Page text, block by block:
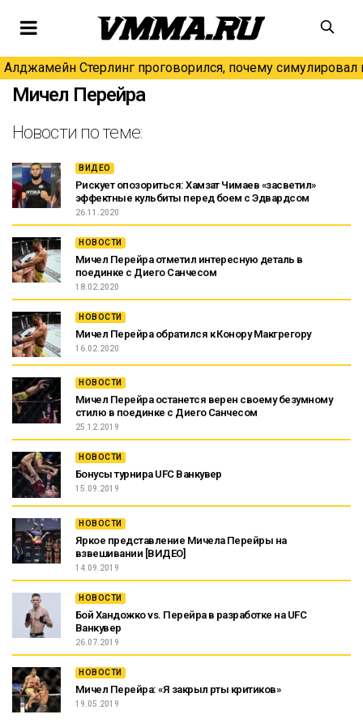
Алджамейн Стерлинг проговорился, почему симулировал
Мичел Перейра
Новости по теме:
ВИДЕО
Рискует опозориться: Хамзат Чимаев «засветил»
эффектные кульбиты перед боем с Эдвардсом
26.11.2020
НОВОСТИ
Мичел Перейра отметил интересную деталь в
поединке с Диего Санчесом
18.02.2020
НОВОСТИ
Мичел Перейра обратился к Конору Макгрегору
16.02.2020
НОВОСТИ
Мичел Перейра останется верен своему безумному
стилю в поединке с Диего Санчесом
25.12.2019
НОВОСТИ
Бонусы турнира UFC Ванкувер
15.09.2019
НОВОСТИ
Яркое представление Мичела Перейры на
взвешивании [ВИДЕО]
14.09.2019
НОВОСТИ
Бой Хандожко vs. Перейра в разработке на UFC
Ванкувер
26.07.2019
НОВОСТИ
Мичел Перейра: «Я закрыл рты критиков»
19.05.2019